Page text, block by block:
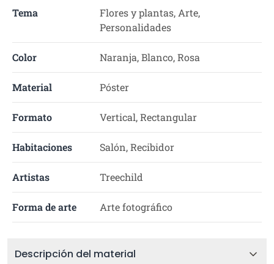
Tema
Flores y plantas, Arte,
Personalidades
Color Naranja, Blanco, Rosa
Material Póster
Formato Vertical, Rectangular
Habitaciones Salón, Recibidor
Artistas Treechild
Forma de arte Arte fotográfico
Descripción del material